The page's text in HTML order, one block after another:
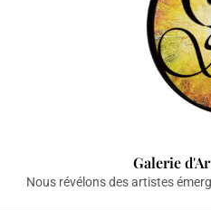
Galerie
Nous révélons des artistes